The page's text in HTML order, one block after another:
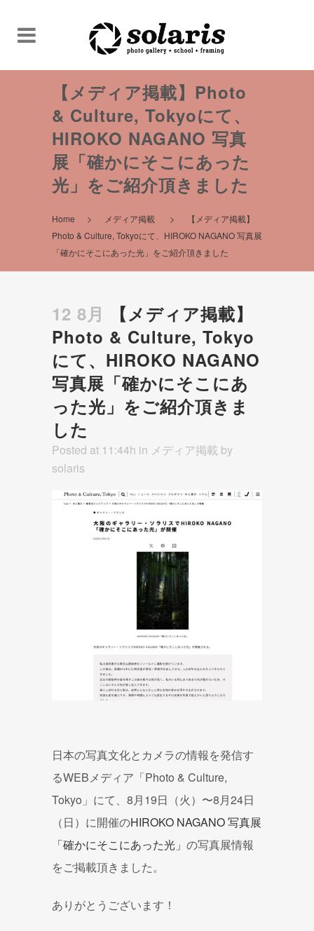
【メディア掲載】Photo
& Culture, Tokyoにて、
HIROKO NAGANO 写真
展「確かにそこにあった
光」をご紹介頂きました
Home > メディア掲載 >
【メディア掲載】
Photo & Culture, Tokyoにて、HIROKO NAGANO 写真展
「確かにそこにあった光」をご紹介頂きました
12 8月
【メディア掲載】
Photo & Culture, Tokyo
にて、HIROKO NAGANO
写真展「確かにそこにあ
った光」をご紹介頂きま
した
Posted at 11:44h in メディア掲載 by
solaris
日本の写真文化とカメラの情報を発信す
るWEBメディア「Photo & Culture,
Tokyo」にて、8月19日（火）〜8月24日
（日）に開催のHIROKO NAGANO 写真展
「確かにそこにあった光」 の写真展情報
をご掲載頂きました。
ありがとうございます！